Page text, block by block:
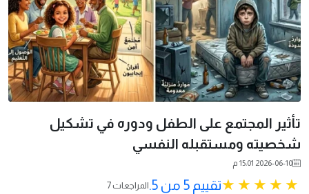
تأثير المجتمع على الطفل ودوره في تشكيل
شخصيته ومستقبله النفسي
2026-06-10 15:01 م
تقييم 5 من 5. 7 المراجعات